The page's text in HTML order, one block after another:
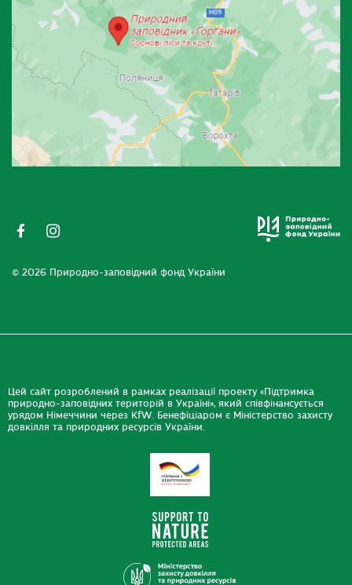
© 2026 Природно-заповідний фонд України
Цей сайт розроблений в рамках реалізації проекту «Підтримка
природно-заповідних територій в Україні», який співфінансується
урядом Німеччини через KfW. Бенефіціаром є Міністерство захисту
довкілля та природних ресурсів України.